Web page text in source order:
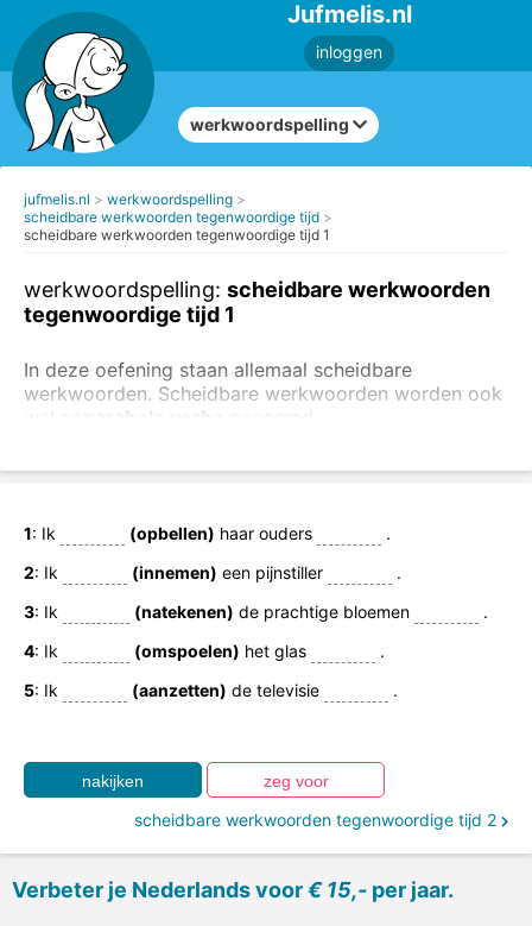
Jufmelis.nl
inloggen
werkwoordspelling
jufmelis.nl
werkwoordspelling
scheidbare werkwoorden tegenwoordige tijd
scheidbare werkwoorden tegenwoordige tijd 1
werkwoordspelling: scheidbare werkwoorden
tegenwoordige tijd 1
In deze oefening staan allemaal scheidbare
werkwoorden. Scheidbare werkwoorden worden ook
1: Ik (opbellen) haar ouders
.
2: Ik (innemen) een pijnstiller
.
3: Ik (natekenen) de prachtige bloemen
.
4: Ik (omspoelen) het glas
.
5: Ik (aanzetten) de televisie .
scheidbare werkwoorden tegenwoordige tijd 2
Verbeter je Nederlands voor€ 15,- per jaar.